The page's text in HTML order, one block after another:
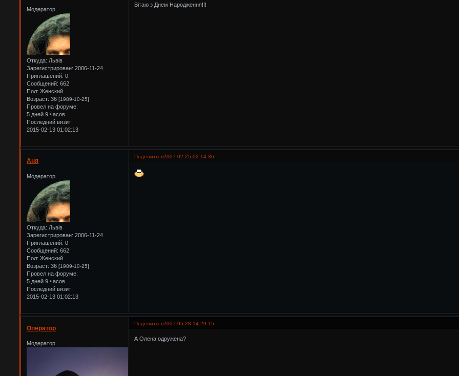
Модератор
Откуда: Львів
Зарегистрирован: 2006-11-24
Приглашений: 0
Сообщений: 662
Пол: Женский
Возраст: 36[1989-10-25]
Провел на форуме:
5 дней 9 часов
Последний визит:
2015-02-13 01:02:13
Вітаю з Днем Народження!!!
Поделиться2007-02-25 02:14:36
Аня
Модератор
Откуда: Львів
Зарегистрирован: 2006-11-24
Приглашений: 0
Сообщений: 662
Пол: Женский
Возраст: 36[1989-10-25]
Провел на форуме:
5 дней 9 часов
Последний визит:
2015-02-13 01:02:13
Поделиться2007-05-28 14:29:15
Оператор
Модератор
А Олена одружена?